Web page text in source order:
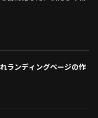
ランディングページの作